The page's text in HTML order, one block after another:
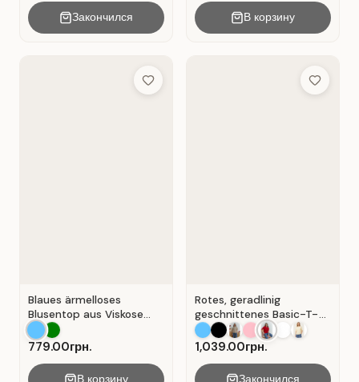
Закончился В корзину
Add to Wish List
Blaues ärmelloses
Blusentop aus Viskose
mit V-Ausschnitt . Blau .
779.00грн.
Add to
Rotes, geradlinig
geschnittenes Basic-T-
Shirt aus Baumwolle . Rot
.1,039.00грн.